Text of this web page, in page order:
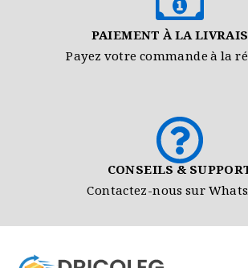
PAIEMENT À LA
Payez votre commande à la
CONSEILS &
Contactez-nous sur